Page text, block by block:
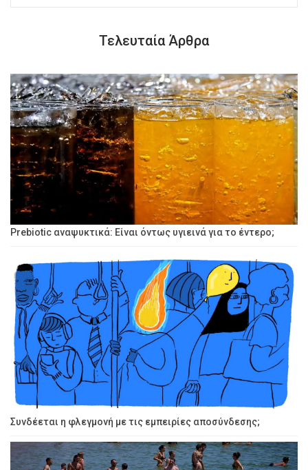
Τελευταία Άρθρα
Prebiotic αναψυκτικά: Είναι όντως υγιεινά για το έντερο;
Συνδέεται η φλεγμονή με τις εμπειρίες αποσύνδεσης;